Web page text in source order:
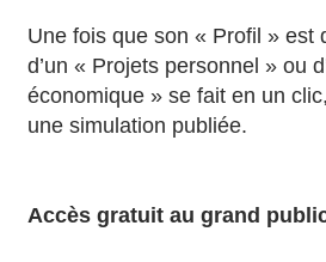
Une fois que son « Profil » est
d’un « Projets personnel » ou
économique » se fait en un
une simulation publiée.
Accès gratuit au grand